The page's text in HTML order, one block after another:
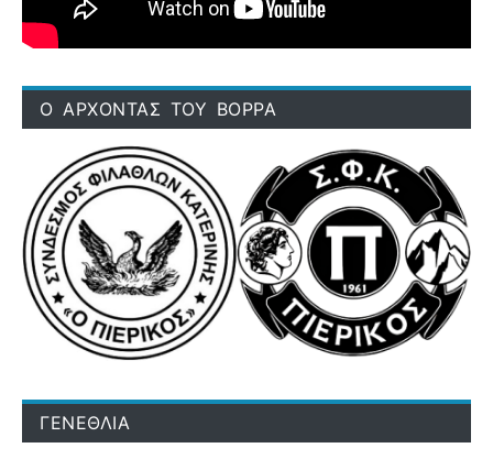
Ο ΑΡΧΟΝΤΑΣ ΤΟΥ ΒΟΡΡΑ
ΓΕΝΕΘΛΙΑ